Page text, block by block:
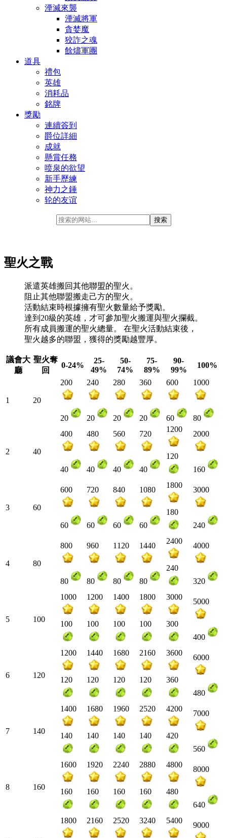
湮滅來襲
湮滅將軍
貪婪魔
狡詐之魂
餘燼軍團
道具
禮包
英雄
消耗品
銘牌
獎勵
連續簽到
爵位詳細
成就
懸賞任務
喷泉的欲望
新手歷練
神力之錘
轮的友谊
聖火之戰
派遣英雄搬回其他聯盟的聖火。
阻止其他聯盟搬走己方的聖火。
活動結束時根據擁有聖火數量給予獎勵。
達到20級的英雄，才可參加聖火搬運與聖火攔截。
所有成員搬運的聖火總量。 在聖火活動結束後，
聖火越多的聯盟，獲得的獎勵越豐厚。
議會大
廳
聖火奪
回
0-24%
25-
49%
50-
74%
75-
89%
90-
99%
100%
1 20
200
20
240
20
280
20
360
20
600
60
1000
80
2 40
400
40
480
40
560
40
720
40
1200
120
2000
160
3 60
600
60
720
60
840
60
1080
60
1800
180
3000
240
4 80
800
80
960
80
1120
80
1440
80
2400
240
4000
320
5 100
1000
100
1200
100
1400
100
1800
100
3000
300
5000
400
6 120
1200
120
1440
120
1680
120
2160
120
3600
360
6000
480
7 140
1400
140
1680
140
1960
140
2520
140
4200
420
7000
560
8 160
1600
160
1920
160
2240
160
2880
160
4800
480
8000
640
1800 2160 2520 3240 5400
9000